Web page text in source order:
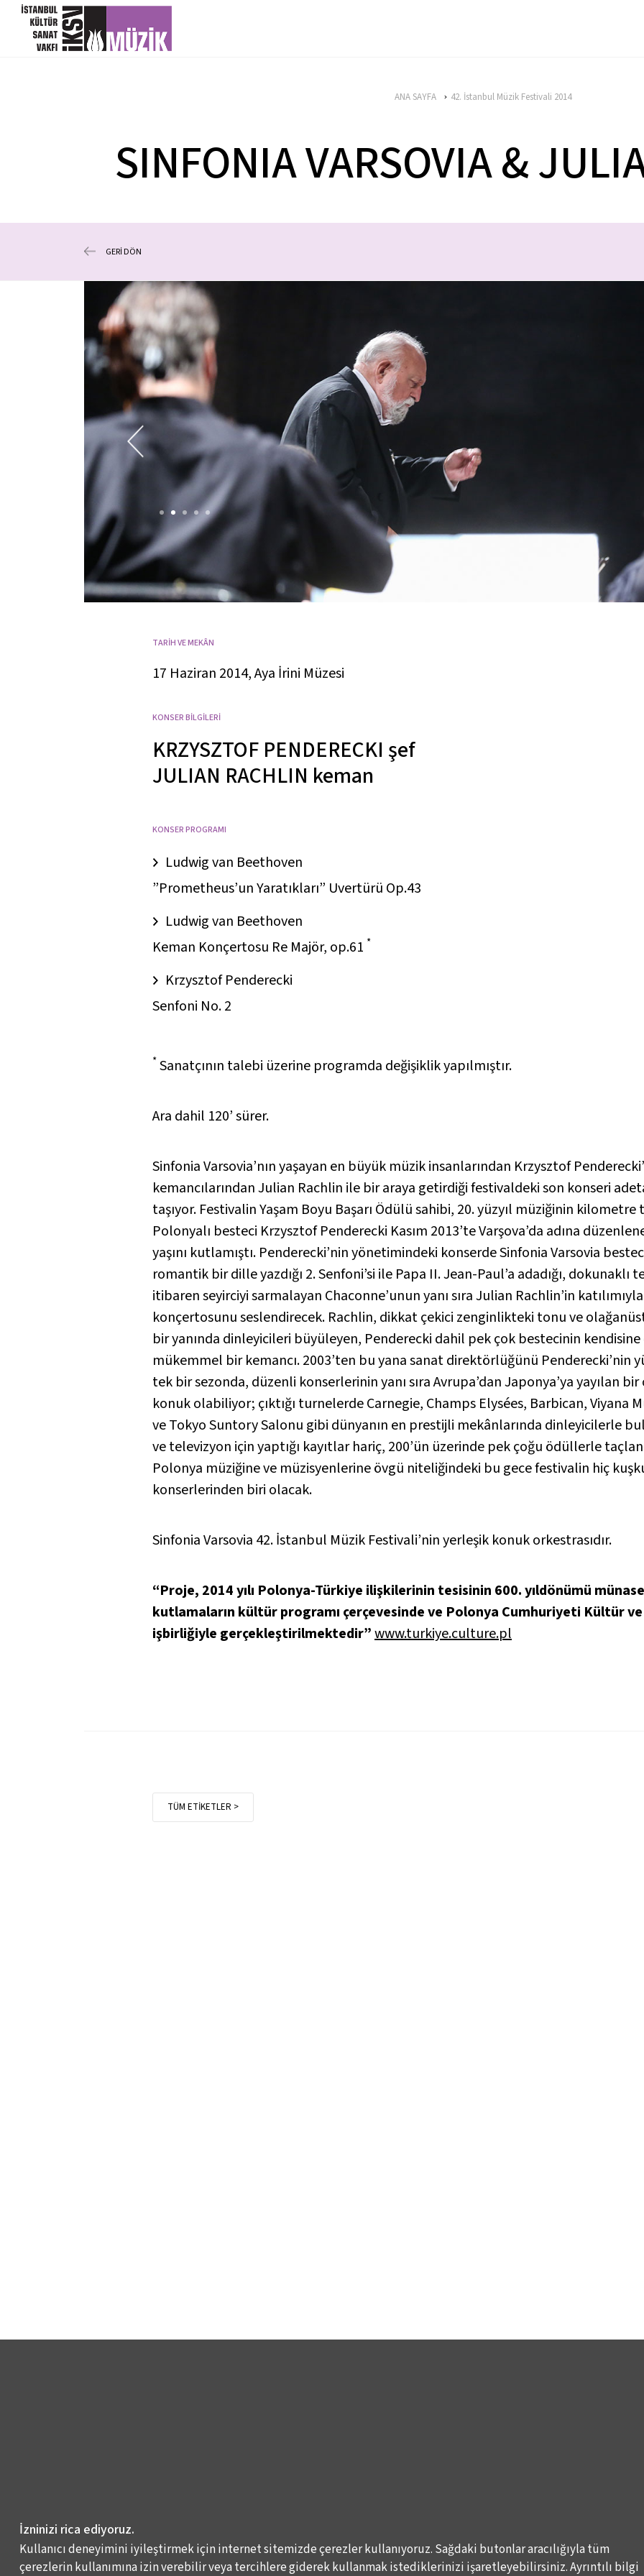
ANA SAYFA 42. İstanbul Müzik Festivali 2014
SINFONIA VARSOVIA &
GERİ DÖN
TARİH VE MEKÂN
17 Haziran 2014, Aya İrini Müzesi
KONSER BİLGİLERİ
KRZYSZTOF PENDERECKI şef
JULIAN RACHLIN keman
KONSER PROGRAMI
Ludwig van Beethoven
”Prometheus’un Yaratıkları” Uvertürü Op.43
Ludwig van Beethoven
Keman Konçertosu Re Majör, op.61 *
Krzysztof Penderecki
Senfoni No. 2
*Sanatçının talebi üzerine programda değişiklik yapılmıştır.
Ara dahil 120’ sürer.
Sinfonia Varsovia’nın yaşayan en büyük müzik insanlarından Krzysztof
kemancılarından Julian Rachlin ile bir araya getirdiği festivaldeki son konseri
taşıyor. Festivalin Yaşam Boyu Başarı Ödülü sahibi, 20. yüzyıl müziğinin kilometre
Polonyalı besteci Krzysztof Penderecki Kasım 2013’te Varşova’da adına
yaşını kutlamıştı. Penderecki’nin yönetimindeki konserde Sinfonia Varsovia
romantik bir dille yazdığı 2. Senfoni’si ile Papa II. Jean-Paul’a adadığı, dokunaklı
itibaren seyirciyi sarmalayan Chaconne’unun yanı sıra Julian Rachlin’in
konçertosunu seslendirecek. Rachlin, dikkat çekici zenginlikteki tonu ve
bir yanında dinleyicileri büyüleyen, Penderecki dahil pek çok bestecinin
mükemmel bir kemancı. 2003’ten bu yana sanat direktörlüğünü Penderecki’nin
tek bir sezonda, düzenli konserlerinin yanı sıra Avrupa’dan Japonya’ya yayılan
konuk olabiliyor; çıktığı turnelerde Carnegie, Champs Elysées, Barbican, Viyana
ve Tokyo Suntory Salonu gibi dünyanın en prestijli mekânlarında dinleyicilerle
ve televizyon için yaptığı kayıtlar hariç, 200’ün üzerinde pek çoğu ödüllerle
Polonya müziğine ve müzisyenlerine övgü niteliğindeki bu gece festivalin hiç
konserlerinden biri olacak.
Sinfonia Varsovia 42. İstanbul Müzik Festivali’nin yerleşik konuk orkestrasıdır.
“Proje, 2014 yılı Polonya-Türkiye ilişkilerinin tesisinin 600. yıldönümü
kutlamaların kültür programı çerçevesinde ve Polonya Cumhuriyeti Kültür ve
işbirliğiyle gerçekleştirilmektedir”www.turkiye.culture.pl
TÜM ETİKETLER >
İzninizi rica ediyoruz.
Kullanıcı deneyimini iyileştirmek için internet sitemizde çerezler kullanıyoruz. Sağdaki butonlar aracılığıyla tüm
çerezlerin kullanımına izin verebilir veya tercihlere giderek kullanmak istediklerinizi işaretleyebilirsiniz. Ayrıntılı bilgi